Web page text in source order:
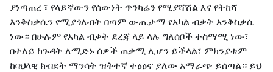
ያነጣጠረ ፣ የላይኛውን የሰውነት ጥንካሬን የሚያሻሽል እና የትከሻ
እንቅስቃሴን የሚያጎለብት በጣም ውጤታማ የአካል ብቃት እንቅስቃሴ
ነው። በሁሉም የአካል ብቃት ደረጃ ላይ ላሉ ግለሰቦች ተስማሚ ነው፣
በተለይ ከጉዳት ለሚድኑ ሰዎች ጠቃሚ ሊሆን ይችላል፣ ምክንያቱም
ከባህላዊ ክብደት ማንሳት ዝቅተኛ ተፅዕኖ ያለው አማራጭ ይሰጣል። ይህ